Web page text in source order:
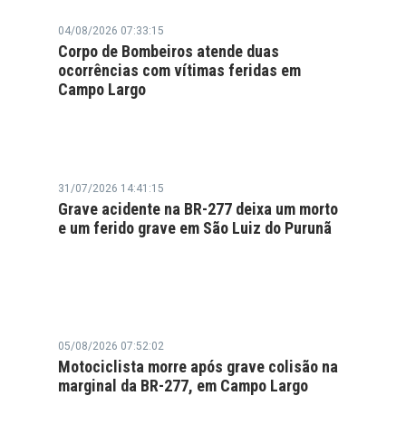
04/08/2026 07:33:15
Corpo de Bombeiros atende duas
ocorrências com vítimas feridas em
Campo Largo
31/07/2026 14:41:15
Grave acidente na BR-277 deixa um morto
e um ferido grave em São Luiz do Purunã
05/08/2026 07:52:02
Motociclista morre após grave colisão na
marginal da BR-277, em Campo Largo